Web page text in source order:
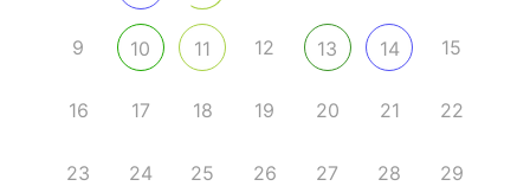
9 10 11 12 13 14 15
16 17 18 19 20 21 22
23 24 25 26 27 28 29